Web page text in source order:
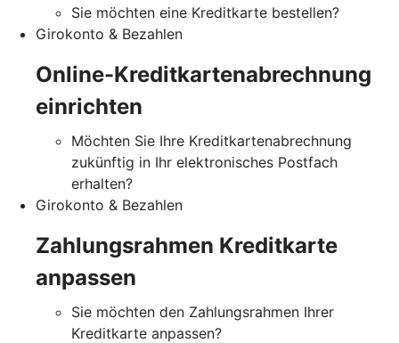
Sie möchten eine Kreditkarte bestellen?
Girokonto & Bezahlen
Online-Kreditkartenabrechnung
einrichten
Möchten Sie Ihre Kreditkartenabrechnung
zukünftig in Ihr elektronisches Postfach
erhalten?
Girokonto & Bezahlen
Zahlungsrahmen Kreditkarte
anpassen
Sie möchten den Zahlungsrahmen Ihrer
Kreditkarte anpassen?